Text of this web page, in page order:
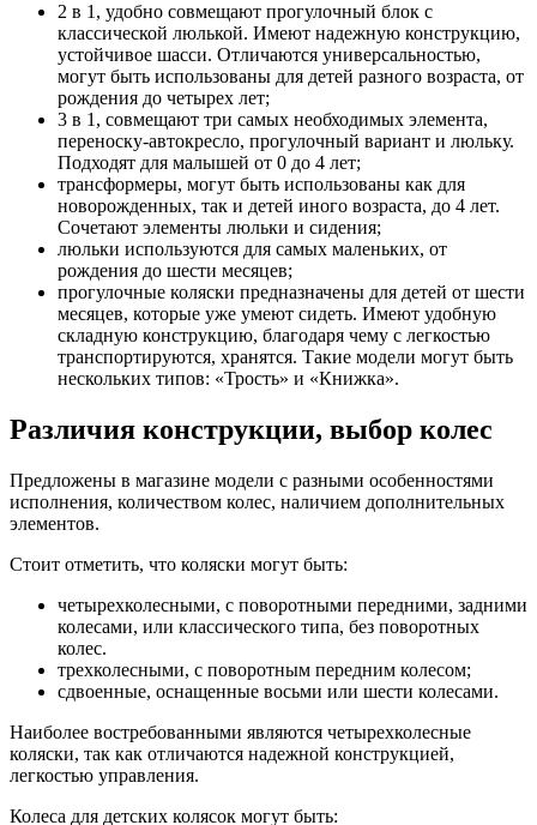
2 в 1, удобно совмещают прогулочный блок с
классической люлькой. Имеют надежную конструкцию,
устойчивое шасси. Отличаются универсальностью,
могут быть использованы для детей разного возраста, от
рождения до четырех лет;
3 в 1, совмещают три самых необходимых элемента,
переноску-автокресло, прогулочный вариант и люльку.
Подходят для малышей от 0 до 4 лет;
трансформеры, могут быть использованы как для
новорожденных, так и детей иного возраста, до 4 лет.
Сочетают элементы люльки и сидения;
люльки используются для самых маленьких, от
рождения до шести месяцев;
прогулочные коляски предназначены для детей от шести
месяцев, которые уже умеют сидеть. Имеют удобную
складную конструкцию, благодаря чему с легкостью
транспортируются, хранятся. Такие модели могут быть
нескольких типов: «Трость» и «Книжка».
Различия конструкции, выбор колес
Предложены в магазине модели с разными особенностями
исполнения, количеством колес, наличием дополнительных
элементов.
Стоит отметить, что коляски могут быть:
четырехколесными, с поворотными передними, задними
колесами, или классического типа, без поворотных
колес.
трехколесными, с поворотным передним колесом;
сдвоенные, оснащенные восьми или шести колесами.
Наиболее востребованными являются четырехколесные
коляски, так как отличаются надежной конструкцией,
легкостью управления.
Колеса для детских колясок могут быть: